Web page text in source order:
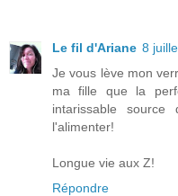
Le fil d'Ariane 8
Je vous lève mon
ma fille que la
intarissable
l'alimenter!
Longue vie aux Z!
Répondre